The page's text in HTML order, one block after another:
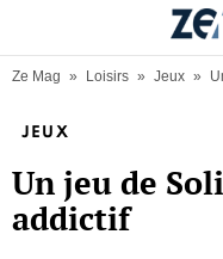
Ze Mag » Loisirs » Jeux »
JEUX
Un jeu de
addictif